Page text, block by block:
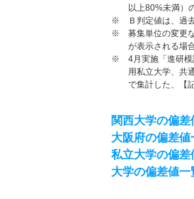
以上80%未満）
※ Ｂ判定値は、過去
※ 募集単位の変更な
が表示される場
※ 4月実施「進研模
用私立大学、共
で集計した、【
関西大学の偏
大阪府の偏差値
私立大学の偏差
大学の偏差値一